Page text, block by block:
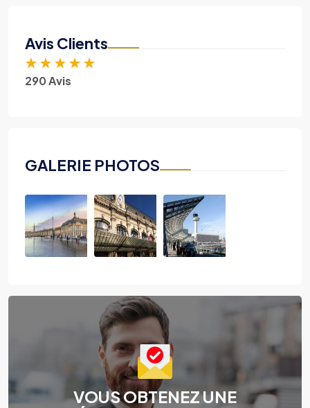
Avis Clients
★ ★ ★ ★ ★
290 Avis
GALERIE PHOTOS
VOUS OBTENEZ UNE